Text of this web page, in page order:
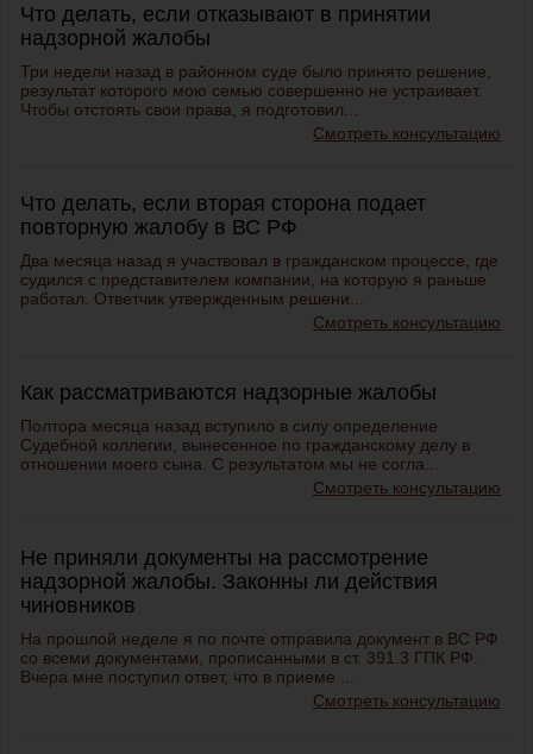
Что делать, если отказывают в принятии
надзорной жалобы
Три недели назад в районном суде было принято решение,
результат которого мою семью совершенно не устраивает.
Чтобы отстоять свои права, я подготовил...
Смотреть консультацию
Что делать, если вторая сторона подает
повторную жалобу в ВС РФ
Два месяца назад я участвовал в гражданском процессе, где
судился с представителем компании, на которую я раньше
работал. Ответчик утвержденным решени...
Смотреть консультацию
Как рассматриваются надзорные жалобы
Полтора месяца назад вступило в силу определение
Судебной коллегии, вынесенное по гражданскому делу в
отношении моего сына. С результатом мы не согла...
Смотреть консультацию
Не приняли документы на рассмотрение
надзорной жалобы. Законны ли действия
чиновников
На прошлой неделе я по почте отправила документ в ВС РФ
со всеми документами, прописанными в ст. 391.3 ГПК РФ.
Вчера мне поступил ответ, что в приеме ...
Смотреть консультацию